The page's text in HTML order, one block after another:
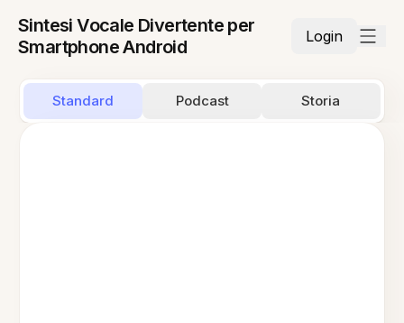
Sintesi Vocale Divertente per
Smartphone Android
Login
Standard Podcast Storia